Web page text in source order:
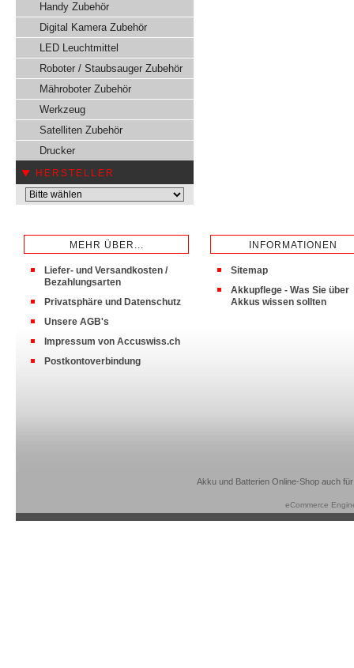
Handy Zubehör
Digital Kamera Zubehör
LED Leuchtmittel
Roboter / Staubsauger Zubehör
Mähroboter Zubehör
Werkzeug
Satelliten Zubehör
Drucker
HERSTELLER
MEHR ÜBER...
Liefer- und Versandkosten /
Bezahlungsarten
Privatsphäre und Datenschutz
Unsere AGB's
Impressum von Accuswiss.ch
Postkontoverbindung
INFORMATIONEN
Sitemap
Akkupflege - Was Sie über
Akkus wissen sollten
Akku und Batterien Online-Shop auch
eCommerce